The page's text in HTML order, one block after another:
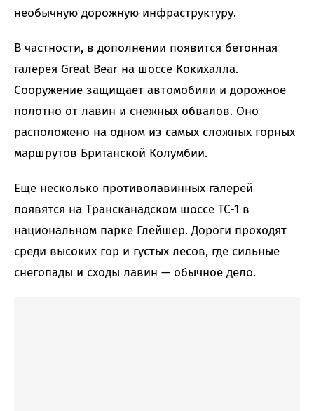
необычную дорожную инфраструктуру.
В частности, в дополнении появится бетонная
галерея Great Bear на шоссе Кокихалла.
Сооружение защищает автомобили и дорожное
полотно от лавин и снежных обвалов. Оно
расположено на одном из самых сложных горных
маршрутов Британской Колумбии.
Еще несколько противолавинных галерей
появятся на Трансканадском шоссе TC-1 в
национальном парке Глейшер. Дороги проходят
среди высоких гор и густых лесов, где сильные
снегопады и сходы лавин — обычное дело.